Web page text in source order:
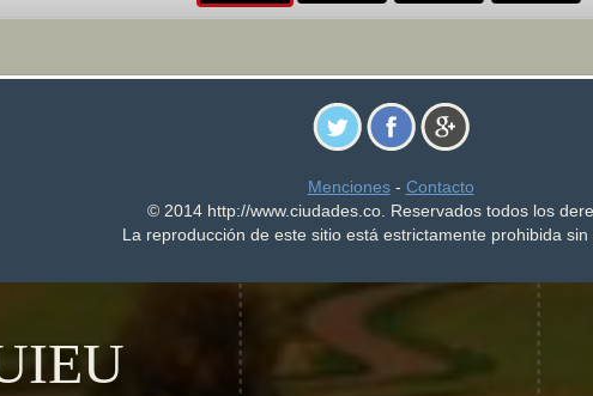
Menciones- Contacto
© 2014 http://www.ciudades.co. Reservados todos los
La reproducción de este sitio está estrictamente prohibida sin